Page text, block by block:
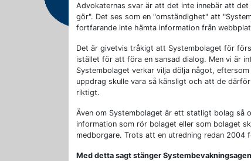
Advokaternas svar är att det inte innebär att
gör". Det ses som en "omständighet" att
fortfarande inte hämta information från
Det är givetvis tråkigt att Systembolaget för
istället för att föra en sansad dialog. Men vi är
Systembolaget verkar vilja dölja något,
uppdrag skulle vara så känsligt och att de
riktigt.
Även om Systembolaget är ett statligt bolag
information som rör bolaget eller som bolaget
medborgare. Trots att en utredning redan 2004
Med detta sagt stänger